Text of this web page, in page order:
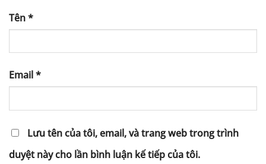
Tên*
Email*
Lưu tên của tôi, email, và trang web trong trình
duyệt này cho lần bình luận kế tiếp của tôi.